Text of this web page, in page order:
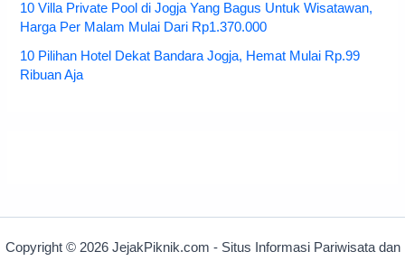
10 Villa Private Pool di Jogja Yang Bagus Untuk Wisatawan,
Harga Per Malam Mulai Dari Rp1.370.000
10 Pilihan Hotel Dekat Bandara Jogja, Hemat Mulai Rp.99
Ribuan Aja
Copyright © 2026 JejakPiknik.com - Situs Informasi Pariwisata dan